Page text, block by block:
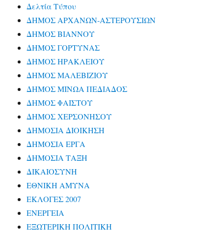
Δελτία Τύπου
ΔΗΜΟΣ ΑΡΧΑΝΩΝ-ΑΣΤΕΡΟΥΣΙΩΝ
ΔΗΜΟΣ ΒΙΑΝΝΟΥ
ΔΗΜΟΣ ΓΟΡΤΥΝΑΣ
ΔΗΜΟΣ ΗΡΑΚΛΕΙΟΥ
ΔΗΜΟΣ ΜΑΛΕΒΙΖΙΟΥ
ΔΗΜΟΣ ΜΙΝΩΑ ΠΕΔΙΑΔΟΣ
ΔΗΜΟΣ ΦΑΙΣΤΟΥ
ΔΗΜΟΣ ΧΕΡΣΟΝΗΣΟΥ
ΔΗΜΟΣΙΑ ΔΙΟΙΚΗΣΗ
ΔΗΜΟΣΙΑ ΕΡΓΑ
ΔΗΜΟΣΙΑ ΤΑΞΗ
ΔΙΚΑΙΟΣΥΝΗ
ΕΘΝΙΚΗ ΑΜΥΝΑ
ΕΚΛΟΓΕΣ 2007
ΕΝΕΡΓΕΙΑ
ΕΞΩΤΕΡΙΚΗ ΠΟΛΙΤΙΚΗ